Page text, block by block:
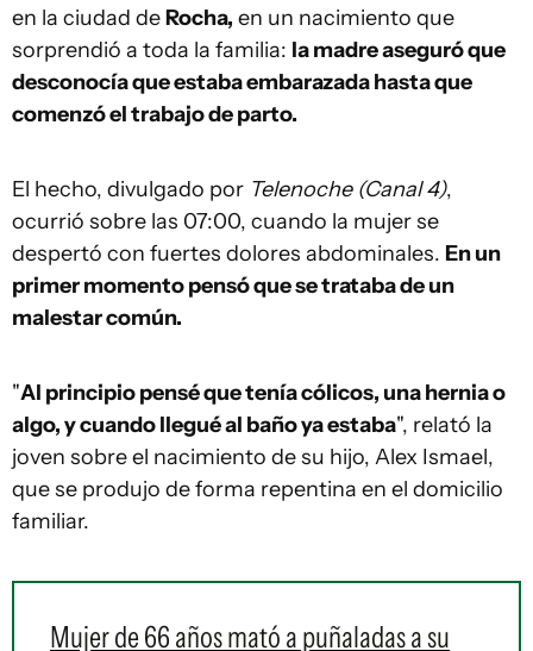
en la ciudad deRocha, en un nacimiento que
sorprendió a toda la familia: la madre aseguró que
desconocía que estaba embarazada hasta que
comenzó el trabajo de parto.
El hecho, divulgado por Telenoche (Canal 4),
ocurrió sobre las 07:00, cuando la mujer se
despertó con fuertes dolores abdominales. En un
primer momento pensó que se trataba de un
malestar común.
"Al principio pensé que tenía cólicos, una hernia o
algo, y cuando llegué al baño ya estaba", relató la
joven sobre el nacimiento de su hijo, Alex Ismael,
que se produjo de forma repentina en el domicilio
familiar.
Mujer de 66 años mató a puñaladas a su